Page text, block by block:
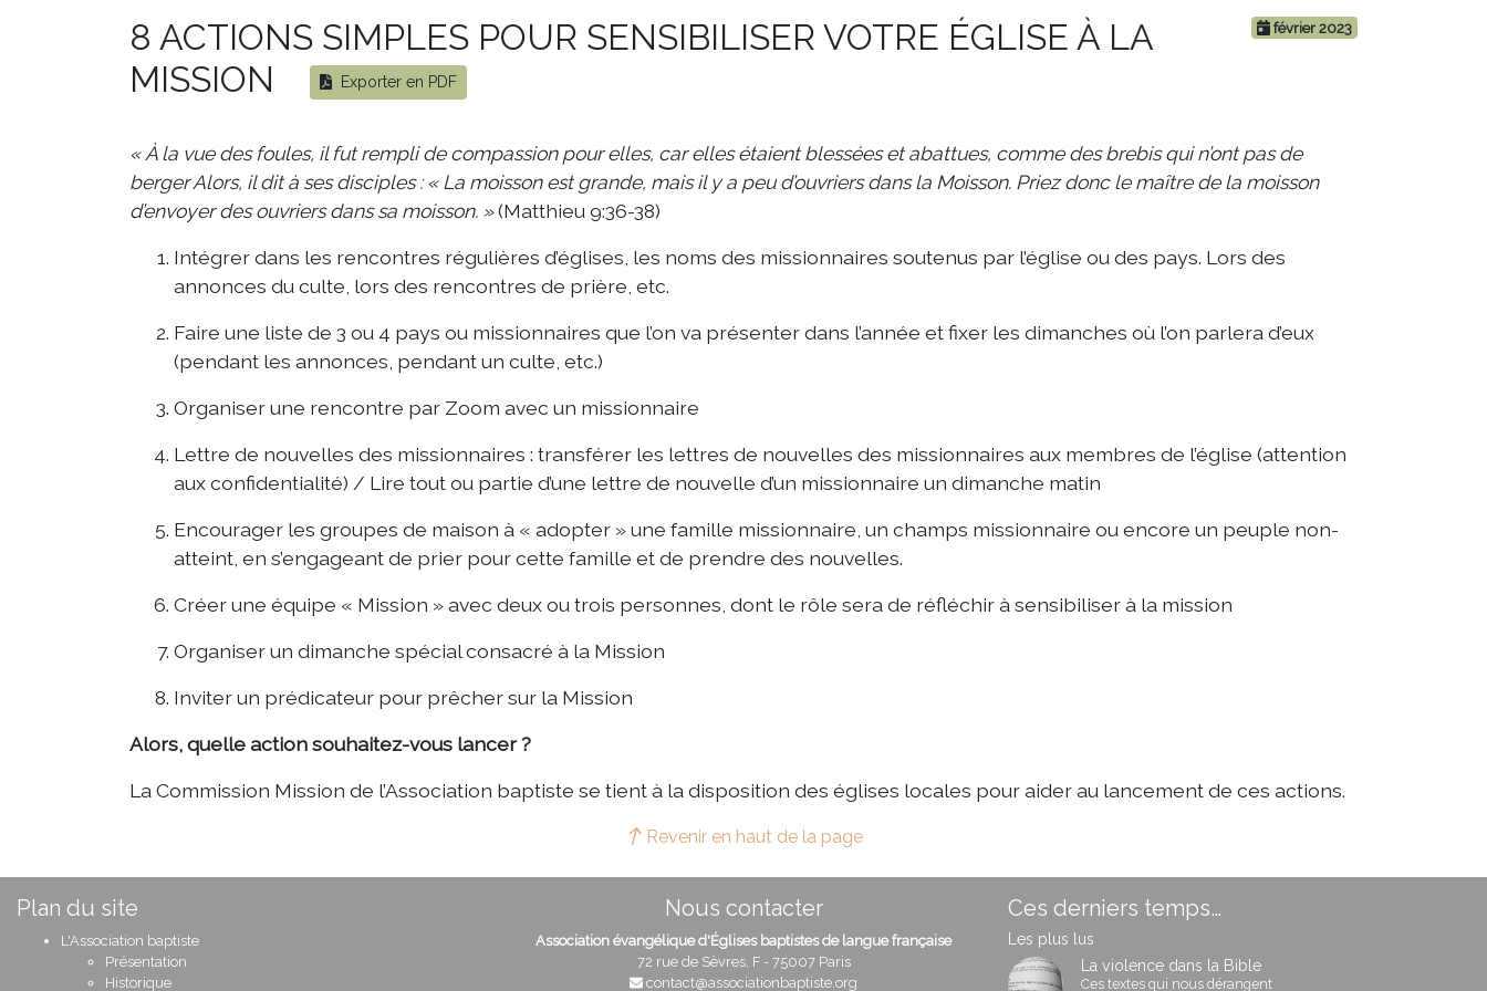
février 2023
8 ACTIONS SIMPLES POUR SENSIBILISER VOTRE ÉGLISE À LA
MISSION
Exporter en PDF
« À la vue des foules, il fut rempli de compassion pour elles, car elles étaient blessées et abattues, comme des brebis qui n’ont pas de
berger Alors, il dit à ses disciples : « La moisson est grande, mais il y a peu d’ouvriers dans la Moisson. Priez donc le maître de la moisson
d’envoyer des ouvriers dans sa moisson. »(Matthieu 9:36-38)
Intégrer dans les rencontres régulières d’églises, les noms des missionnaires soutenus par l’église ou des pays. Lors des
annonces du culte, lors des rencontres de prière, etc.
Faire une liste de 3 ou 4 pays ou missionnaires que l’on va présenter dans l’année et fixer les dimanches où l’on parlera d’eux
(pendant les annonces, pendant un culte, etc.)
Organiser une rencontre par Zoom avec un missionnaire
Lettre de nouvelles des missionnaires : transférer les lettres de nouvelles des missionnaires aux membres de l’église (attention
aux confidentialité) / Lire tout ou partie d’une lettre de nouvelle d’un missionnaire un dimanche matin
Encourager les groupes de maison à « adopter » une famille missionnaire, un champs missionnaire ou encore un peuple non-
atteint, en s’engageant de prier pour cette famille et de prendre des nouvelles.
Créer une équipe « Mission » avec deux ou trois personnes, dont le rôle sera de réfléchir à sensibiliser à la mission
Organiser un dimanche spécial consacré à la Mission
Inviter un prédicateur pour prêcher sur la Mission
Alors, quelle action souhaitez-vous lancer ?
La Commission Mission de l’Association baptiste se tient à la disposition des églises locales pour aider au lancement de ces actions.
Revenir en haut de la page
Plan du site
L'Association baptiste
Présentation
Historique
Nous contacter
Association évangélique d'Églises baptistes de langue française
72 rue de Sèvres, F - 75007 Paris
contact@associationbaptiste.org
Ces derniers temps…
Les plus lus
La violence dans la Bible
Ces textes qui nous dérangent